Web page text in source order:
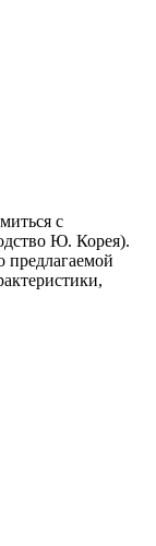
с
Ю. Корея).